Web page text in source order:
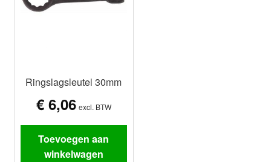
Ringslagsleutel 30mm
€6,06 excl. BTW
Toevoegen aan
winkelwagen